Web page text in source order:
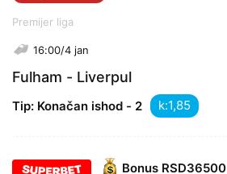
Premijer liga
16:00/4 jan
Fulham - Liverpul
Tip: Konačan ishod - 2 k:
Bonus RSD36500